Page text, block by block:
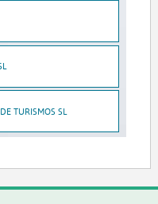
TURISMOS SL